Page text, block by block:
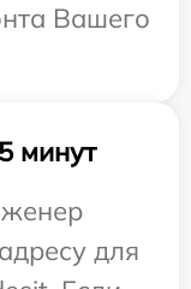
Вашего
минут
для